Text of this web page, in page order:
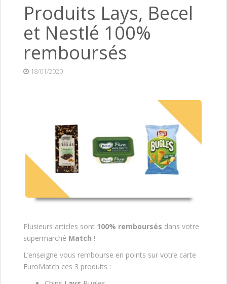
Produits Lays, Becel
et Nestlé 100%
remboursés
18/01/2020
Plusieurs articles sont 100% remboursés dans votre
supermarché Match !
L’enseigne vous rembourse en points sur votre carte
EuroMatch ces 3 produits :